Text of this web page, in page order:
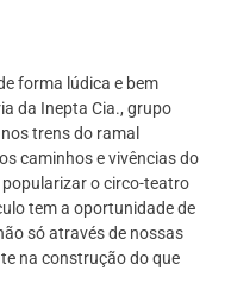
forma lúdica e bem
da Inepta Cia., grupo
trens do ramal
caminhos e vivências do
popularizar o circo-teatro
tem a oportunidade de
só através de nossas
na construção do que